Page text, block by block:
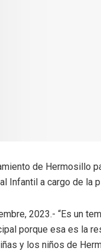
de Hermosillo
Infantil a cargo de la
2023.- “Es un
porque esa es la
y los niños de